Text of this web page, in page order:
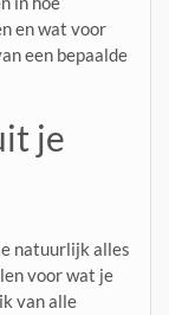
en wat voor
een bepaalde
je
natuurlijk alles
voor wat je
van alle